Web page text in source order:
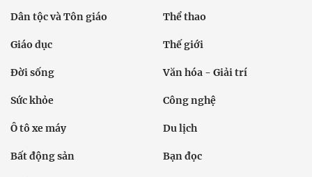
Dân tộc và Tôn giáo Thể thao
Giáo dục Thế giới
Đời sống Văn hóa - Giải trí
Sức khỏe Công nghệ
Ô tô xe máy Du lịch
Bất động sản Bạn đọc